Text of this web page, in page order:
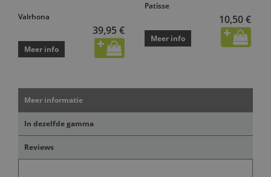
Valrhona
39,95 €
Meer info
Patisse
10,50 €
Meer info
Meer informatie
In dezelfde gamma
Reviews